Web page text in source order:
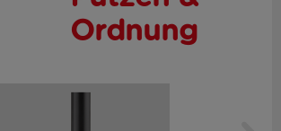
Ordnung